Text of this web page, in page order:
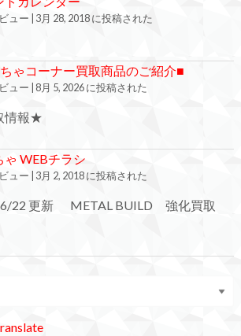
ュー 3月 28, 2018 に投稿された
ゃコーナー買取商品のご紹介■
ュー 8月 5, 2026 に投稿された
情報★
ゃ WEBチラシ
ュー 3月 2, 2018 に投稿された
22 更新 METAL BUILD 強化買取